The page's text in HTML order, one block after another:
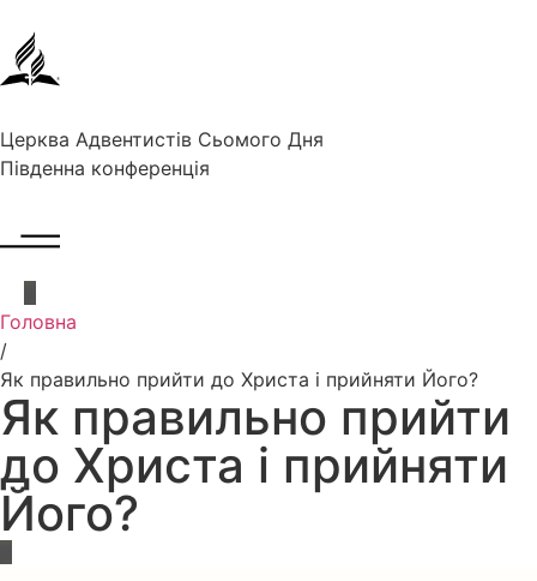
Церква Адвентистів Сьомого Дня
Південна конференція
Головна
/
Як правильно прийти до Христа і прийняти Його?
Як правильно прийти
до Христа і прийняти
Його?